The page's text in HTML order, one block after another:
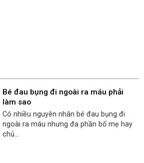
Bé đau bụng đi ngoài ra máu phải
làm sao
Có nhiều nguyên nhân bé đau bụng đi
ngoài ra máu nhưng đa phần bố mẹ hay
chủ...